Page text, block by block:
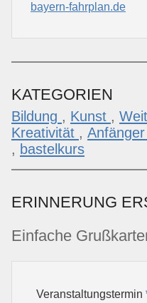
bayern-fahrplan.de
KATEGORIEN
Bildung , Kunst ,
Kreativität , Anfänger
, bastelkurs
ERINNERUNG
Einfache
Veranstaltungstermin